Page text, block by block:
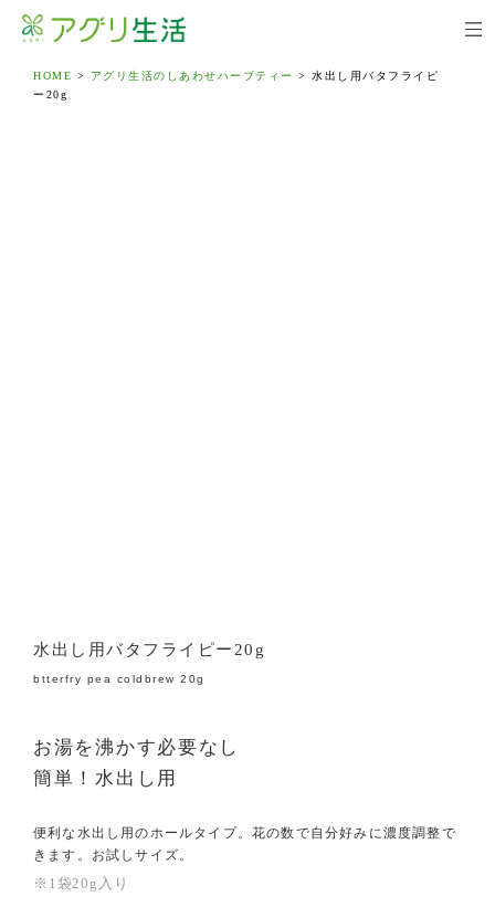
HOME > アグリ生活のしあわせハーブティー > 水出し用バタフライピ
ー20g
水出し用バタフライピー20g
btterfry pea coldbrew 20g
お湯を沸かす必要なし
簡単！水出し用
便利な水出し用のホールタイプ。花の数で自分好みに濃度調整で
きます。お試しサイズ。
※1袋20g入り